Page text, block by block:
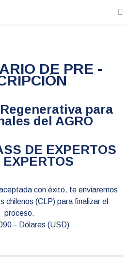
DE PRE -
para
del AGRO
DE EXPERTOS
EXPERTOS
con éxito, te enviaremos
chilenos (CLP) para finalizar el
proceso.
Dólares (USD)